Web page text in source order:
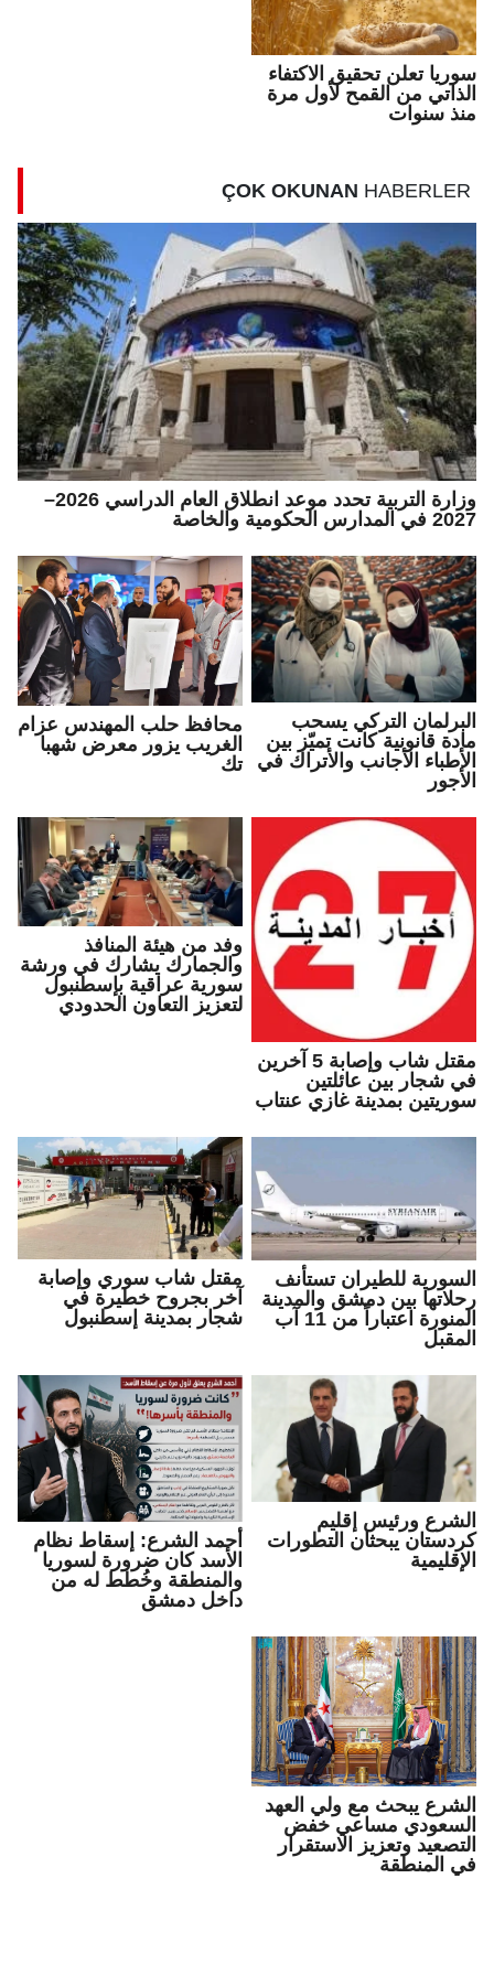
سوريا تعلن تحقيق الاكتفاء
الذاتي من القمح لأول مرة
منذ سنوات
ÇOK OKUNAN HABERLER
وزارة التربية تحدد موعد انطلاق العام الدراسي 2026–
2027 في المدارس الحكومية والخاصة
البرلمان التركي يسحب
مادة قانونية كانت تميّز بين
الأطباء الأجانب والأتراك في
الأجور
محافظ حلب المهندس عزام
الغريب يزور معرض شهبا
تك
مقتل شاب وإصابة 5 آخرين
في شجار بين عائلتين
سوريتين بمدينة غازي عنتاب
وفد من هيئة المنافذ
والجمارك يشارك في ورشة
سورية عراقية بإسطنبول
لتعزيز التعاون الحدودي
السورية للطيران تستأنف
رحلاتها بين دمشق والمدينة
المنورة اعتباراً من 11 آب
المقبل
مقتل شاب سوري وإصابة
آخر بجروح خطيرة في
شجار بمدينة إسطنبول
الشرع ورئيس إقليم
كردستان يبحثان التطورات
الإقليمية
أحمد الشرع: إسقاط نظام
الأسد كان ضرورة لسوريا
والمنطقة وخُطط له من
داخل دمشق
الشرع يبحث مع ولي العهد
السعودي مساعي خفض
التصعيد وتعزيز الاستقرار
في المنطقة